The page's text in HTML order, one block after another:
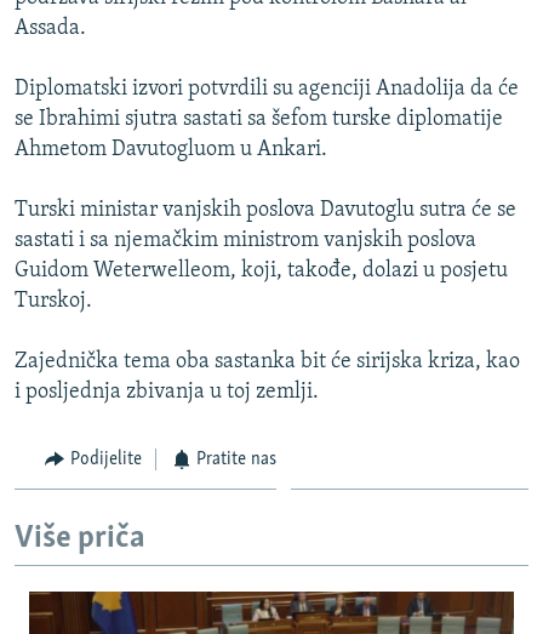
SPECIJALI RSE
GENOCID U SREBRENICI
POPLAVE I KLIZIŠTA U BIH 2024.
POST SCRIPTUM
MOJA EVROPA
TRI DECENIJE OD RATA U BIH
SVE KARTE DEJTONA
NASTANAK I RASPAD JUGOSLAVIJE
PRATITE NAS
Assada.
Diplomatski izvori potvrdili su agenciji Anadolija da će
se Ibrahimi sjutra sastati sa šefom turske diplomatije
Ahmetom Davutogluom u Ankari.
Turski ministar vanjskih poslova Davutoglu sutra će se
sastati i sa njemačkim ministrom vanjskih poslova
Guidom Weterwelleom, koji, takođe, dolazi u posjetu
Turskoj.
Zajednička tema oba sastanka bit će sirijska kriza, kao
i posljednja zbivanja u toj zemlji.
Podijelite Pratite nas
Više priča